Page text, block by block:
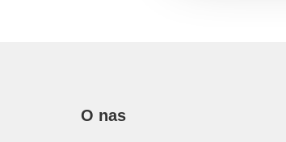
O nas